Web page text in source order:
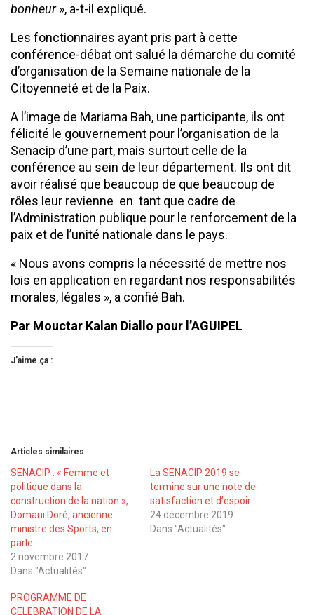
bonheur», a-t-il expliqué.
Les fonctionnaires ayant pris part à cette
conférence-débat ont salué la démarche du comité
d’organisation de la Semaine nationale de la
Citoyenneté et de la Paix.
A l’image de Mariama Bah, une participante, ils ont
félicité le gouvernement pour l’organisation de la
Senacip d’une part, mais surtout celle de la
conférence au sein de leur département. Ils ont dit
avoir réalisé que beaucoup de que beaucoup de
rôles leur revienne en tant que cadre de
l’Administration publique pour le renforcement de la
paix et de l’unité nationale dans le pays.
« Nous avons compris la nécessité de mettre nos
lois en application en regardant nos responsabilités
morales, légales », a confié Bah.
Par Mouctar Kalan Diallo pour l’AGUIPEL
J’aime ça :
Articles similaires
SENACIP : « Femme et
politique dans la
construction de la nation »,
Domani Doré, ancienne
ministre des Sports, en
parle
2 novembre 2017
Dans "Actualités"
La SENACIP 2019 se
termine sur une note de
satisfaction et d’espoir
24 décembre 2019
Dans "Actualités"
PROGRAMME DE
CELEBRATION DE LA